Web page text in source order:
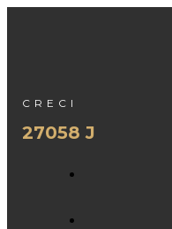
CRECI
27058 J